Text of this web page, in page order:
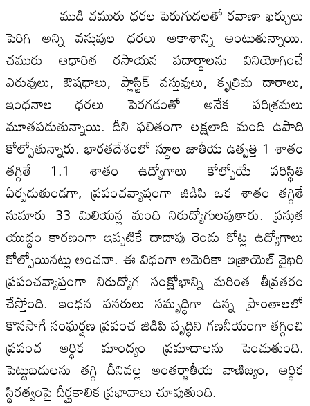
ముడి చమురు ధరల పెరుగుదలతో రవాణా ఖర్చులు
పెరిగి అన్ని వస్తువుల ధరలు ఆకాశాన్ని అంటుతున్నాయి.
చమురు ఆధారిత రసాయన పదార్థాలను వినియోగించే
ఎరువులు, ఔషధాలు, ప్లాస్టిక్ వస్తువులు, కృత్రిమ దారాలు,
ఇంధనాల ధరలు పెరగడంతో అనేక పరిశ్రమలు
మూతపడుతున్నాయి. దీని ఫలితంగా లక్షలాది మంది ఉపాది
కోల్పోతున్నారు. భారతదేశంలో స్థూల జాతీయ ఉత్పత్తి 1 శాతం
తగ్గితే 1.1 శాతం ఉద్యోగాలు కోల్పోయే పరిస్థితి
ఏర్పడుతుండగా, ప్రపంచవ్యాప్తంగా జిడిపి ఒక శాతం తగ్గితే
సుమారు 33 మిలియన్ల మంది నిరుద్యోగులవుతారు. ప్రస్తుత
యుద్ధం కారణంగా ఇప్పటికే దాదాపు రెండు కోట్ల ఉద్యోగాలు
కోల్పోయినట్లు అంచనా. ఈ విధంగా అమెరికా ఇజ్రాయెల్ వైఖరి
ప్రపంచవ్యాప్తంగా నిరుద్యోగ సంక్షోభాన్ని మరింత తీవ్రతరం
చేస్తోంది. ఇంధన వనరులు సమృద్ధిగా ఉన్న ప్రాంతాలలో
కొనసాగే సంఘర్షణ ప్రపంచ జిడిపి వృద్ధిని గణనీయంగా తగ్గించి
ప్రపంచ ఆర్థిక మాంద్యం ప్రమాదాలను పెంచుతుంది.
పెట్టుబడులను తగ్గి దీనివల్ల అంతర్జాతీయ వాణిజ్యం, ఆర్థిక
స్థిరత్వంపై దీర్ఘకాలిక ప్రభావాలు చూపుతుంది.